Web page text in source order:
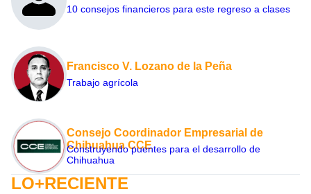
10 consejos financieros para este regreso a clases
Francisco V. Lozano de la Peña
Trabajo agrícola
Consejo Coordinador Empresarial de
Chihuahua CCE
Construyendo puentes para el desarrollo de
Chihuahua
LO+RECIENTE